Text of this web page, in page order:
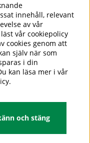
m.m. i
ullbadden
innehåll, relevant
av vår
vår cookiepolicy
cookies genom att
själv när som
i din
kan läsa mer i vår
.
och stäng